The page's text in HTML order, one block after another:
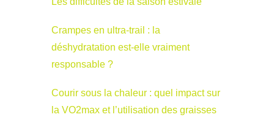
Crampes en ultra-trail : la
déshydratation est-elle vraiment
responsable ?
Courir sous la chaleur : quel impact sur
la VO2max et l’utilisation des graisses